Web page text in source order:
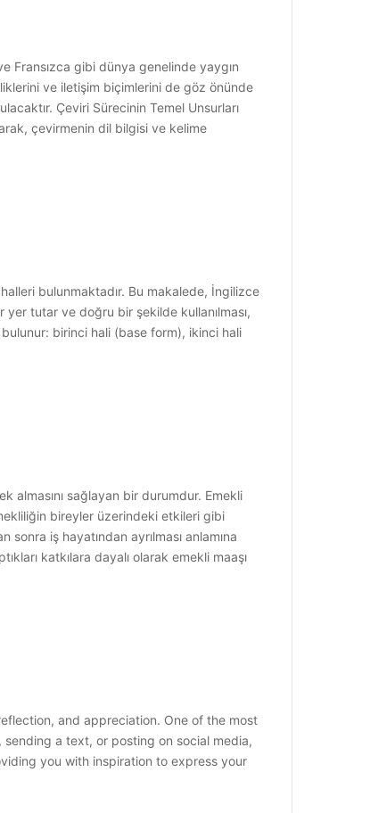
Fransızca gibi dünya genelinde yaygın
ve iletişim biçimlerini de göz önünde
Çeviri Sürecinin Temel Unsurları
çevirmenin dil bilgisi ve kelime
bulunmaktadır. Bu makalede, İngilizce
tutar ve doğru bir şekilde kullanılması,
birinci hali (base form), ikinci hali
almasını sağlayan bir durumdur. Emekli
bireyler üzerindeki etkileri gibi
iş hayatından ayrılması anlamına
katkılara dayalı olarak emekli maaşı
and appreciation. One of the most
a text, or posting on social media,
you with inspiration to express your